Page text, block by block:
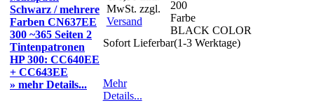
Schwarz / mehrere
Farben CN637EE
300 ~365 Seiten 2
Tintenpatronen
HP 300: CC640EE
+ CC643EE
» mehr Details...
MwSt. zzgl.
Versand
200
Farbe
BLACK COLOR
Sofort Lieferbar(1-3 Werktage)
Mehr
Details...